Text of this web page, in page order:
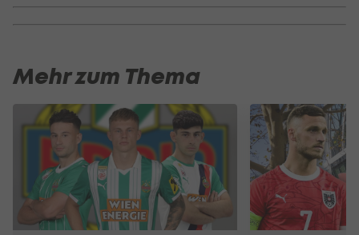
Mehr zum Thema